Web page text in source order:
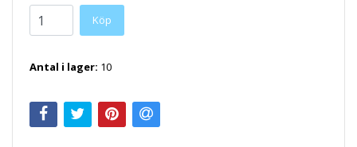
Antal i lager: 10